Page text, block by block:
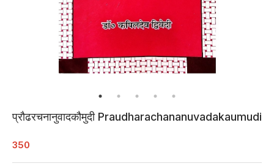
प्रौढरचनानुवादकौमुदी Praudharachananuvadakaumudi
350